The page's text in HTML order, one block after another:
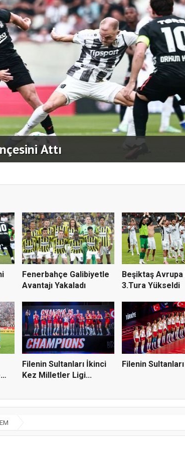
Attı
Fenerbahçe Galibiyetle
Avantajı Yakaladı
Beşiktaş
3.Tura Yükseldi
Filenin Sultanları İkinci
Kez Milletler Ligi...
Filenin